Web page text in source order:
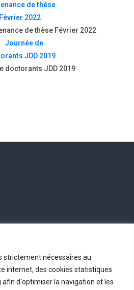
strictement nécessaires au
internet, des cookies statistiques
d'optimiser la navigation et les
de thèse Février 2022
doctorants JDD 2019